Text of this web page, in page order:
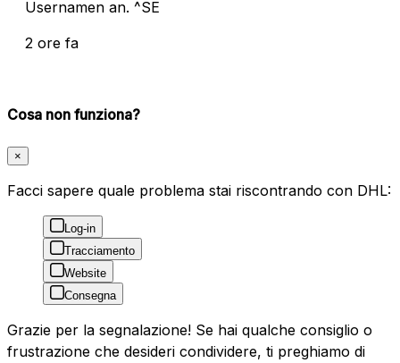
Usernamen an. ^SE
2 ore fa
Cosa non funziona?
×
Facci sapere quale problema stai riscontrando con DHL:
Log-in
Tracciamento
Website
Consegna
Grazie per la segnalazione! Se hai qualche consiglio o
frustrazione che desideri condividere, ti preghiamo di